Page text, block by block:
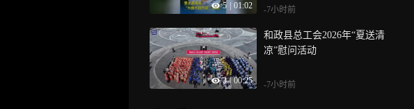
5 01:02 -7小时前
3 | 00:25
和政县总工会2026年“夏送清
凉”慰问活动
-7小时前